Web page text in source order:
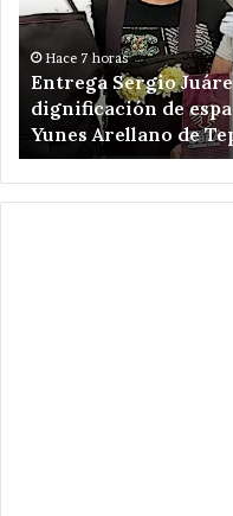
económicos
para
dignificación
de
espacios
del
mercado
Julián
Yunes
Hace 7 horas
Entrega Sergio
dignificación de
Yunes Arellano de